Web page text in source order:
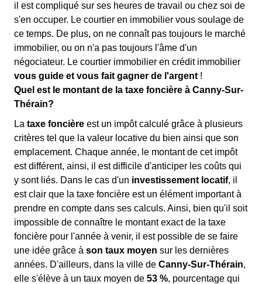
il est compliqué sur ses heures de travail ou chez soi de
s'en occuper. Le courtier en immobilier vous soulage de
ce temps. De plus, on ne connaît pas toujours le marché
immobilier, ou on n'a pas toujours l'âme d'un
négociateur. Le courtier immobilier en crédit immobilier
vous guide et vous fait gagner de l'argent !
Quel est le montant de la taxe foncière à Canny-Sur-
Thérain?
La taxe foncière est un impôt calculé grâce à plusieurs
critères tel que la valeur locative du bien ainsi que son
emplacement. Chaque année, le montant de cet impôt
est différent, ainsi, il est difficile d'anticiper les coûts qui
y sont liés. Dans le cas d'un investissement locatif, il
est clair que la taxe foncière est un élément important à
prendre en compte dans ses calculs. Ainsi, bien qu'il soit
impossible de connaître le montant exact de la taxe
foncière pour l'année à venir, il est possible de se faire
une idée grâce à son taux moyen sur les dernières
années. D'ailleurs, dans la ville de Canny-Sur-Thérain,
elle s'élève à un taux moyen de 53 %, pourcentage qui